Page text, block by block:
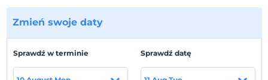
yangın alarmı, TV, telefon, internet, saç kurutma
makinesi, ücretsiz banyo malzemesi, havlu seti, elektrikli
Lokalizacja
Kayseri Erciyes'te hizmet vermektedir.
Zmień swoje daty
Sprawdź w terminie Sprawdź datę